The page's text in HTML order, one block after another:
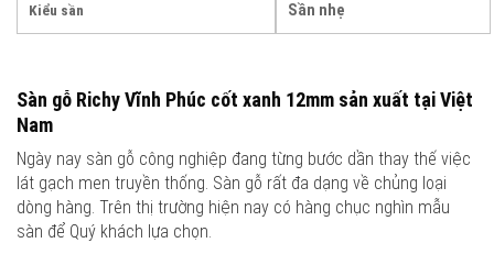
Kiểu sần Sần nhẹ
Sàn gỗ Richy Vĩnh Phúc cốt xanh 12mm sản xuất tại Việt
Nam
Ngày nay sàn gỗ công nghiệp đang từng bước dần thay thế việc
lát gạch men truyền thống. Sàn gỗ rất đa dạng về chủng loại
dòng hàng. Trên thị trường hiện nay có hàng chục nghìn mẫu
sàn để Quý khách lựa chọn.